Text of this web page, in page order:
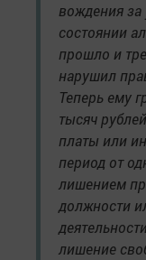
вождения за
состоянии
прошло и
нарушил
Теперь ему
тысяч
платы или
период от
лишением
должности
лишение